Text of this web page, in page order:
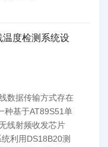
度检测系统设
数据传输方式存在
种基于AT89S51单
线射频收发芯片
利用DS18B20测